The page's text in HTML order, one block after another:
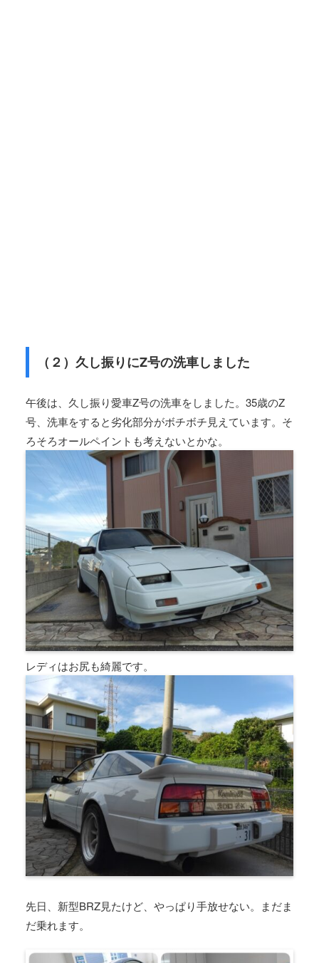
（２）久し振りにZ号の洗車しました
午後は、久し振り愛車Z号の洗車をしました。35歳のZ
号、洗車をすると劣化部分がボチボチ見えています。そ
ろそろオールペイントも考えないとかな。
レディはお尻も綺麗です。
先日、新型BRZ見たけど、やっぱり手放せない。まだま
だ乗れます。